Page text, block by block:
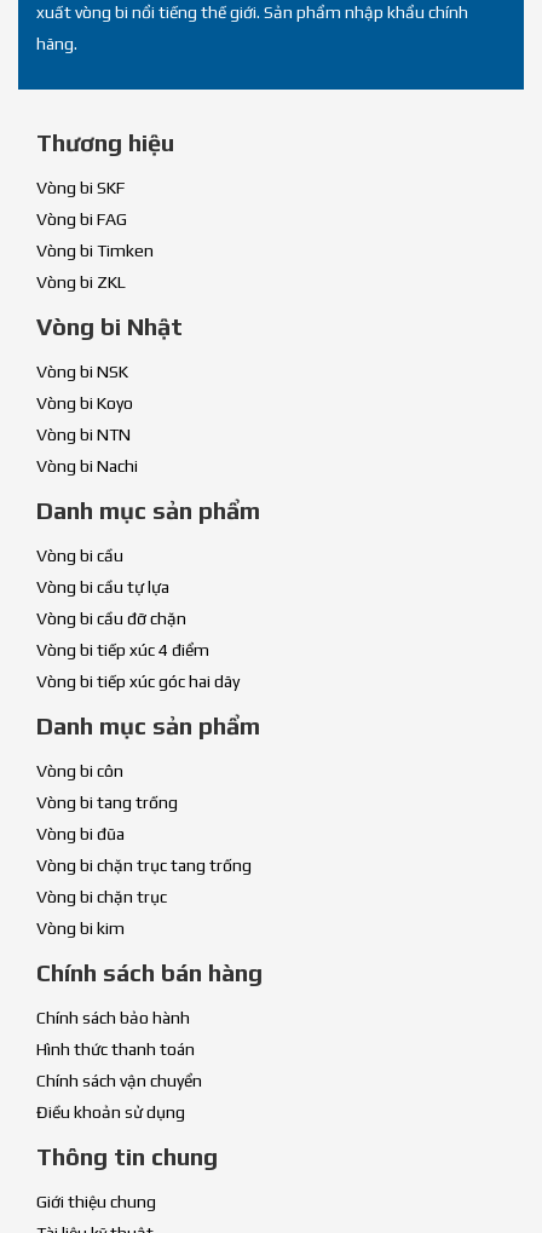
xuất vòng bi nổi tiếng thế giới. Sản phẩm nhập khẩu chính
hãng.
Thương hiệu
Vòng bi SKF
Vòng bi FAG
Vòng bi Timken
Vòng bi ZKL
Vòng bi Nhật
Vòng bi NSK
Vòng bi Koyo
Vòng bi NTN
Vòng bi Nachi
Danh mục sản phẩm
Vòng bi cầu
Vòng bi cầu tự lựa
Vòng bi cầu đỡ chặn
Vòng bi tiếp xúc 4 điểm
Vòng bi tiếp xúc góc hai dãy
Danh mục sản phẩm
Vòng bi côn
Vòng bi tang trống
Vòng bi đũa
Vòng bi chặn trục tang trống
Vòng bi chặn trục
Vòng bi kim
Chính sách bán hàng
Chính sách bảo hành
Hình thức thanh toán
Chính sách vận chuyển
Điều khoản sử dụng
Thông tin chung
Giới thiệu chung